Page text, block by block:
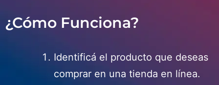
¿Cómo Funciona?
Identificá el producto que deseas
comprar en una tienda en línea.